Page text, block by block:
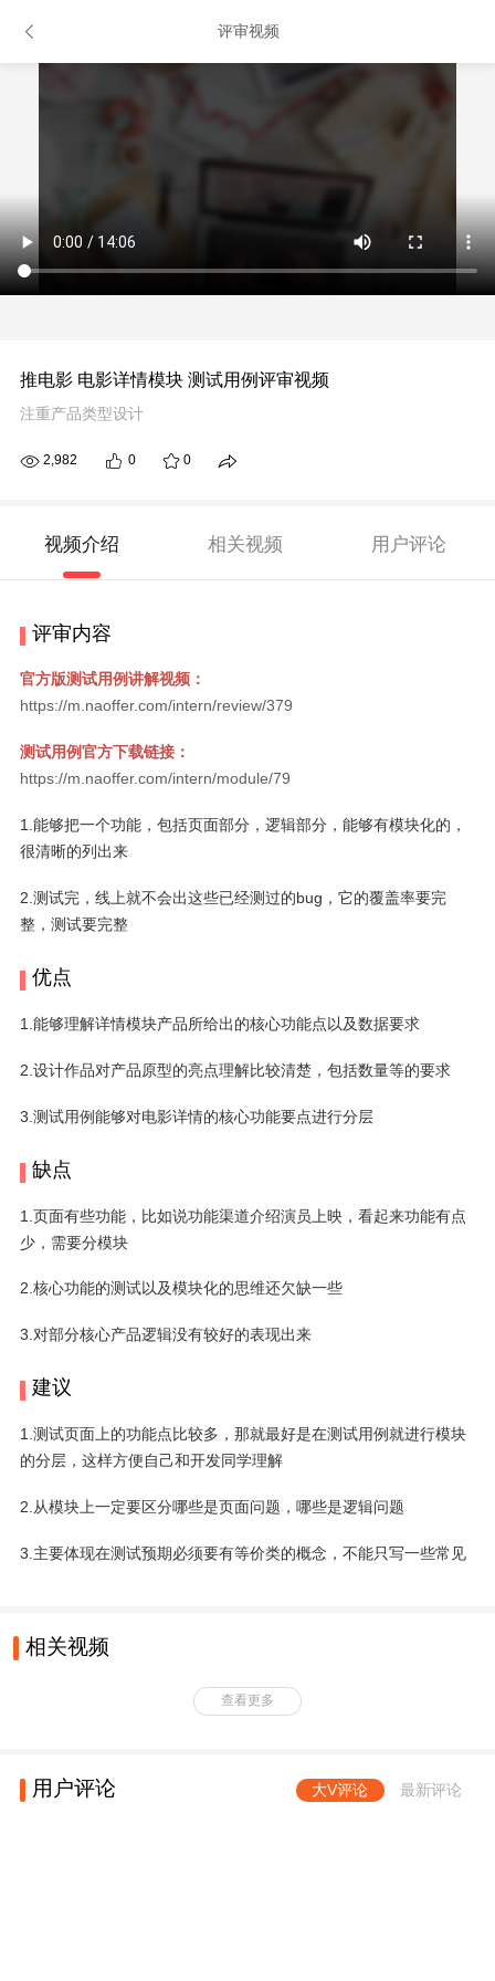
评审视频
推电影 电影详情模块 测试用例评审视频
注重产品类型设计
2,982 0 0
视频介绍 相关视频 用户评论
评审内容
官方版测试用例讲解视频：
https://m.naoffer.com/intern/review/379
测试用例官方下载链接：
https://m.naoffer.com/intern/module/79
1.能够把一个功能，包括页面部分，逻辑部分，能够有模块化的，
很清晰的列出来
2.测试完，线上就不会出这些已经测过的bug，它的覆盖率要完
整，测试要完整
优点
1.能够理解详情模块产品所给出的核心功能点以及数据要求
2.设计作品对产品原型的亮点理解比较清楚，包括数量等的要求
3.测试用例能够对电影详情的核心功能要点进行分层
缺点
1.页面有些功能，比如说功能渠道介绍演员上映，看起来功能有点
少，需要分模块
2.核心功能的测试以及模块化的思维还欠缺一些
3.对部分核心产品逻辑没有较好的表现出来
建议
1.测试页面上的功能点比较多，那就最好是在测试用例就进行模块
的分层，这样方便自己和开发同学理解
2.从模块上一定要区分哪些是页面问题，哪些是逻辑问题
3.主要体现在测试预期必须要有等价类的概念，不能只写一些常见
相关视频
查看更多
用户评论 大V评论 最新评论